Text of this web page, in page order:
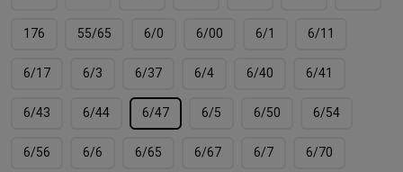
176 55/65 6/0 6/00 6/1 6/11
6/17 6/3 6/37 6/4 6/40 6/41
6/43 6/44 6/47 6/5 6/50 6/54
6/56 6/6 6/65 6/67 6/7 6/70